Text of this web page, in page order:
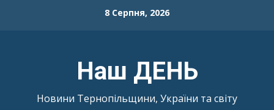
8 Серпня, 2026
Наш ДЕНЬ
Новини Тернопільщини, України та світу